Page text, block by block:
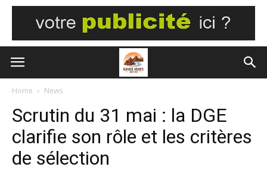
Home News
Scrutin du 31 mai : la DGE
clarifie son rôle et les critères
de sélection